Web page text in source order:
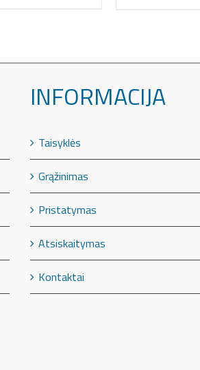
INFORMACIJA
Taisyklės
Grąžinimas
Pristatymas
Atsiskaitymas
Kontaktai